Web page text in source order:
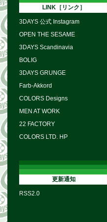
LINK［リンク］
3DAYS 公式 Instagram
OPEN THE SESAME
3DAYS Scandinavia
BOLIG
3DAYS GRUNGE
Farb-Akkord
COLORS Designs
MEN AT WORK
22 FACTORY
COLORS LTD. HP
更新通知
RSS2.0